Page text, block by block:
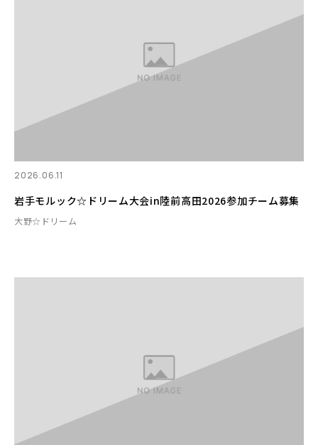
2026.06.11
岩手モルック☆ドリーム大会in陸前高田2026参加チーム募集
大野☆ドリーム